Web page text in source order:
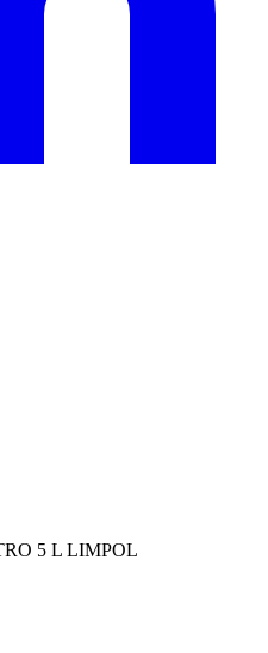
5 L LIMPOL